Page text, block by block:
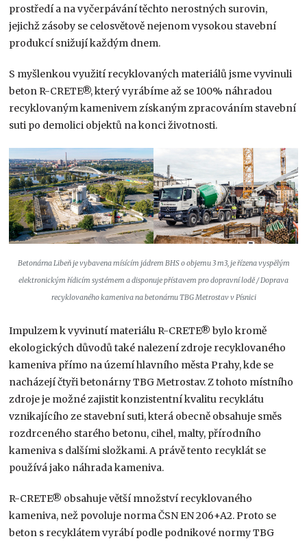
prostředí a na vyčerpávání těchto nerostných surovin,
jejichž zásoby se celosvětově nejenom vysokou stavební
produkcí snižují každým dnem.
S myšlenkou využití recyklovaných materiálů jsme vyvinuli
beton R-CRETE®, který vyrábíme až se 100% náhradou
recyklovaným kamenivem získaným zpracováním stavební
suti po demolici objektů na konci životnosti.
Betonárna Libeň je vybavena mísícím jádrem BHS o objemu 3 m3, je řízena vyspělým
elektronickým řídicím systémem a disponuje přístavem pro dopravní lodě / Doprava
recyklovaného kameniva na betonárnu TBG Metrostav v Písnici
Impulzem k vyvinutí materiálu R-CRETE® bylo kromě
ekologických důvodů také nalezení zdroje recyklovaného
kameniva přímo na území hlavního města Prahy, kde se
nacházejí čtyři betonárny TBG Metrostav. Z tohoto místního
zdroje je možné zajistit konzistentní kvalitu recyklátu
vznikajícího ze stavební suti, která obecně obsahuje směs
rozdrceného starého betonu, cihel, malty, přírodního
kameniva s dalšími složkami. A právě tento recyklát se
používá jako náhrada kameniva.
R-CRETE® obsahuje větší množství recyklovaného
kameniva, než povoluje norma ČSN EN 206+A2. Proto se
beton s recyklátem vyrábí podle podnikové normy TBG